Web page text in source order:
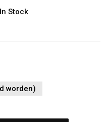
Stock
worden)